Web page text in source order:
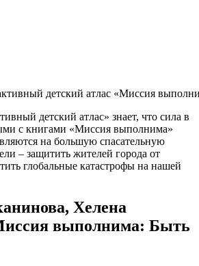
детский атлас «Миссия
детский атлас» знает, что сила в
с книгами «Миссия выполнима»
на большую спасательную
– защитить жителей города от
глобальные катастрофы на нашей
Хелена
выполнима: Быть